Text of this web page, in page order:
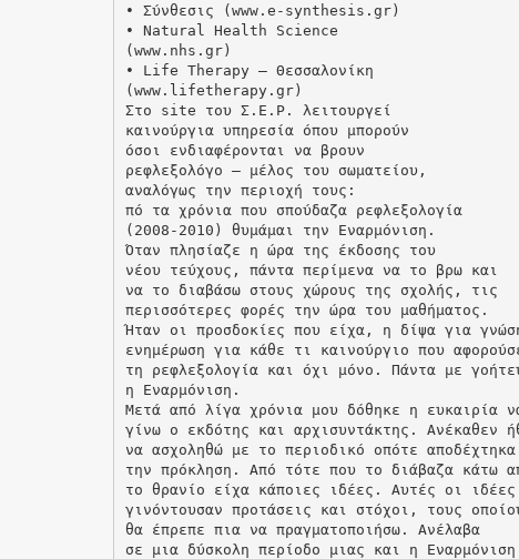
• Σύνθεσις (www.e-synthesis.gr)
• Natural Health Science
(www.nhs.gr)
• Life Therapy – Θεσσαλονίκη
(www.lifetherapy.gr)
Στο site του Σ.Ε.Ρ. λειτουργεί
καινούργια υπηρεσία όπου μπορούν
όσοι ενδιαφέρονται να βρουν
ρεφλεξολόγο – μέλος του σωματείου,
αναλόγως την περιοχή τους:
πό τα χρόνια που σπούδαζα ρεφλεξολογία
(2008-2010) θυμάμαι την Εναρμόνιση.
Όταν πλησίαζε η ώρα της έκδοσης του
νέου τεύχους, πάντα περίμενα να το βρω και
να το διαβάσω στους χώρους της σχολής, τις
περισσότερες φορές την ώρα του μαθήματος.
Ήταν οι προσδοκίες που είχα, η δίψα για
ενημέρωση για κάθε τι καινούργιο που
τη ρεφλεξολογία και όχι μόνο. Πάντα με
η Εναρμόνιση.
Μετά από λίγα χρόνια μου δόθηκε η ευκαιρία
γίνω ο εκδότης και αρχισυντάκτης. Ανέκαθεν
να ασχοληθώ με το περιοδικό οπότε αποδέχτηκα
την πρόκληση. Από τότε που το διάβαζα κάτω
το θρανίο είχα κάποιες ιδέες. Αυτές οι
γινόντουσαν προτάσεις και στόχοι, τους
θα έπρεπε πια να πραγματοποιήσω. Ανέλαβα
σε μια δύσκολη περίοδο μιας και η Εναρμόνιση